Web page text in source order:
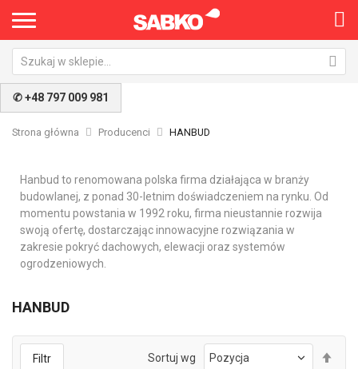
✆ +48 797 009 981
Strona główna Producenci HANBUD
Hanbud to renomowana polska firma działająca w branży
budowlanej, z ponad 30-letnim doświadczeniem na rynku. Od
momentu powstania w 1992 roku, firma nieustannie rozwija
swoją ofertę, dostarczając innowacyjne rozwiązania w
zakresie pokryć dachowych, elewacji oraz systemów
ogrodzeniowych.
HANBUD
Filtr Sortuj wg